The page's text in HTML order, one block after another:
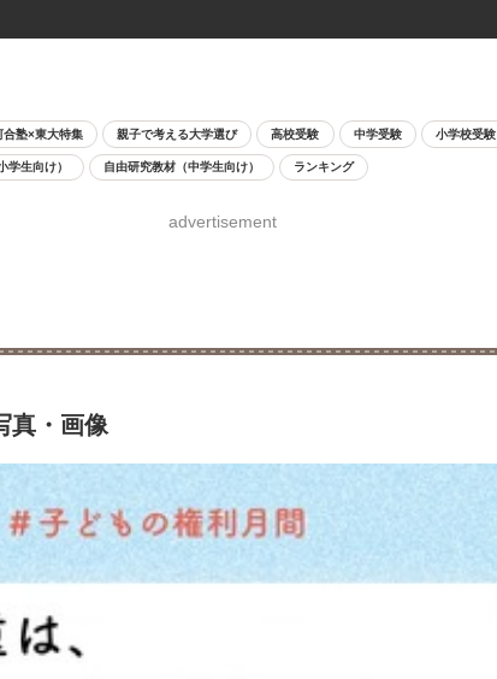
合塾×東大特集 親子で考える大学選び 高校受験 中学受験 小学校受験
学生向け） 自由研究教材（中学生向け） ランキング
advertisement
真・画像